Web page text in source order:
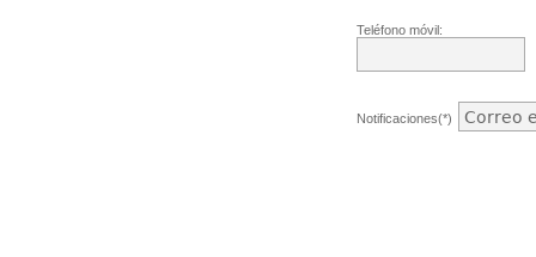
Teléfono móvil:
Notificaciones(*)